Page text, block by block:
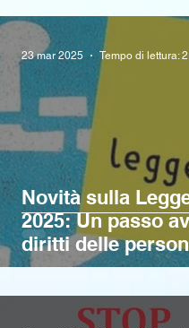
alle Famiglie
Novità sulla Legge
2025: Un passo
diritti delle
disabilità
23 mar 2025 Tempo di lettura: